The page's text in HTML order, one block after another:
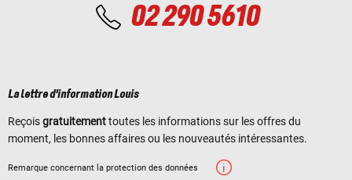
02 290 5610
La lettre d'information Louis
Reçoisgratuitementtoutes les informations sur les offres du
moment, les bonnes affaires ou les nouveautés intéressantes.
Remarque concernant la protection des données